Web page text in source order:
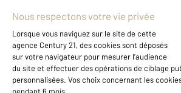
À propos
International
Nous contacter